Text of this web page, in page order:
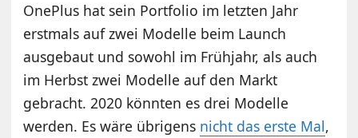
OnePlus hat sein Portfolio im letzten Jahr
erstmals auf zwei Modelle beim Launch
ausgebaut und sowohl im Frühjahr, als auch
im Herbst zwei Modelle auf den Markt
gebracht. 2020 könnten es drei Modelle
werden. Es wäre übrigens nicht das erste Mal,